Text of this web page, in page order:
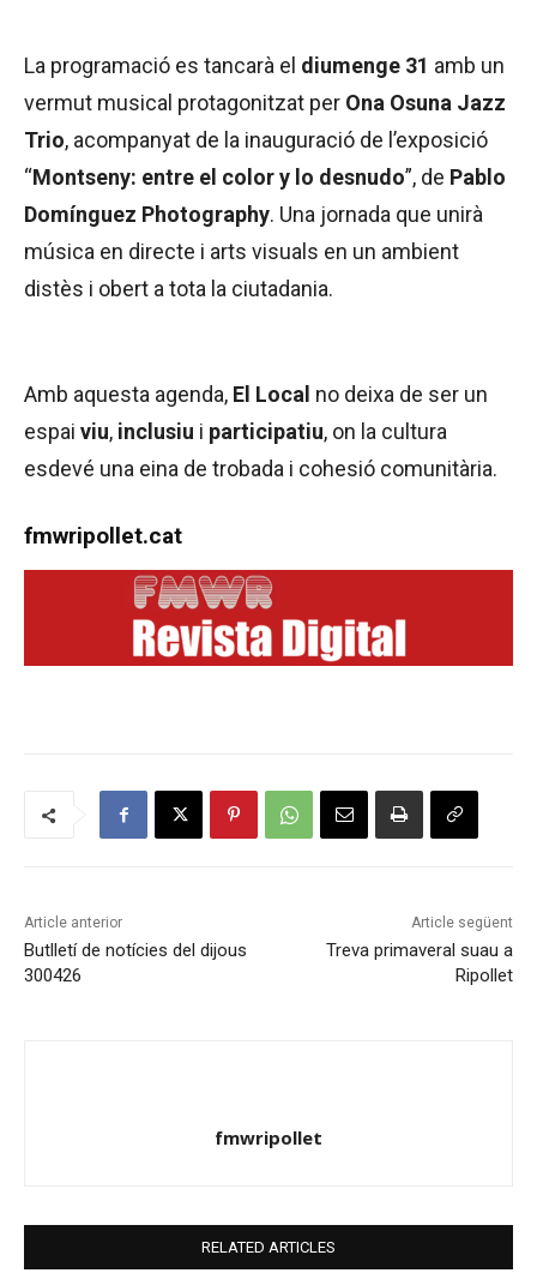
La programació es tancarà el diumenge 31 amb un
vermut musical protagonitzat per Ona Osuna Jazz
Trio, acompanyat de la inauguració de l’exposició
“Montseny: entre el color y lo desnudo”, de Pablo
Domínguez Photography. Una jornada que unirà
música en directe i arts visuals en un ambient
distès i obert a tota la ciutadania.
Amb aquesta agenda, El Local no deixa de ser un
espai viu, inclusiu i participatiu, on la cultura
esdevé una eina de trobada i cohesió comunitària.
fmwripollet.cat
Article anterior
Butlletí de notícies del dijous
300426
Article següent
Treva primaveral suau a
Ripollet
fmwripollet
RELATED ARTICLES